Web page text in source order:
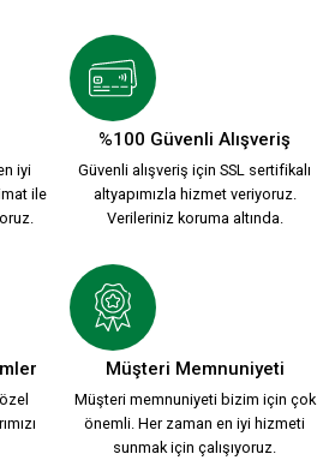
TL
SEZON ÇUBUKLU FORMAMIZ
SEZON KARŞIYAKA KREM
iyi
ile
%100 Güvenli Alışveriş
Güvenli alışveriş için SSL sertifikalı
altyapımızla hizmet veriyoruz.
Verileriniz koruma altında.
Müşteri Memnuniyeti
Müşteri memnuniyeti bizim için çok
önemli. Her zaman en iyi hizmeti
sunmak için çalışıyoruz.